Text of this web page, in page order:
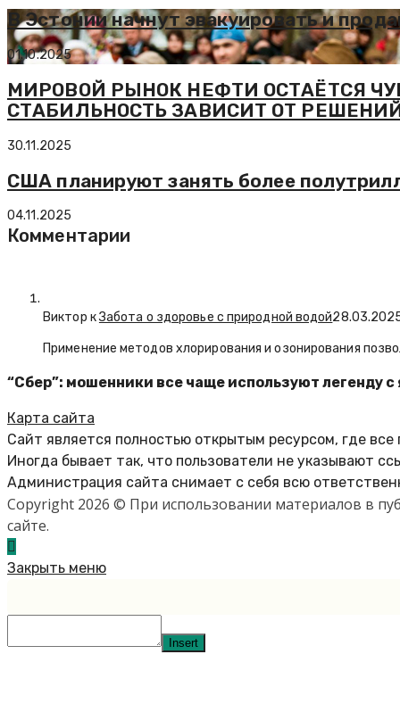
В Эстонии начнут эвакуировать и
01.10.2025
МИРОВОЙ РЫНОК НЕФТИ ОСТАЁТСЯ
СТАБИЛЬНОСТЬ ЗАВИСИТ ОТ
30.11.2025
США планируют занять более
04.11.2025
Комментарии
Виктор кЗабота о здоровье с природной водой
Применение методов хлорирования и озонирования
“Сбер”: мошенники все чаще используют легенду с
Карта сайта
Сайт является полностью открытым ресурсом, где
Иногда бывает так, что пользователи не указывают
Администрация сайта снимает с себя всю
Copyright 2026 © При использовании материалов в
сайте.
Закрыть меню
Insert